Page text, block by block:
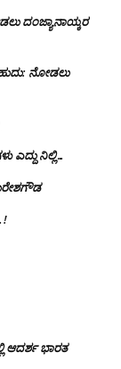
ದಂಜ್ಯಾನಾಯ್ಕರ
ನೋಡಲು
ಎದ್ದು ನಿಲ್ಲಿ…
ಆದರ್ಶ ಭಾರತ